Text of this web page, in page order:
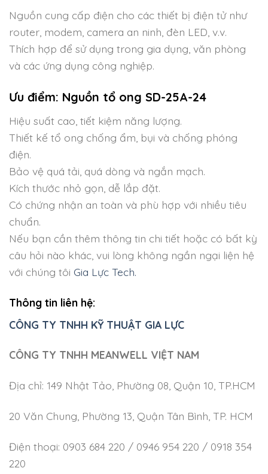
Nguồn cung cấp điện cho các thiết bị điện tử như
router, modem, camera an ninh, đèn LED, v.v.
Thích hợp để sử dụng trong gia dụng, văn phòng
và các ứng dụng công nghiệp.
Ưu điểm: Nguồn tổ ong SD-25A-24
Hiệu suất cao, tiết kiệm năng lượng.
Thiết kế tổ ong chống ẩm, bụi và chống phóng
điện.
Bảo vệ quá tải, quá dòng và ngắn mạch.
Kích thước nhỏ gọn, dễ lắp đặt.
Có chứng nhận an toàn và phù hợp với nhiều tiêu
chuẩn.
Nếu bạn cần thêm thông tin chi tiết hoặc có bất kỳ
câu hỏi nào khác, vui lòng không ngần ngại liện hệ
với chúng tôi Gia Lực Tech.
Thông tin liên hệ:
CÔNG TY TNHH KỸ THUẬT GIA LỰC
CÔNG TY TNHH MEANWELL VIỆT NAM
Địa chỉ: 149 Nhật Tảo, Phường 08, Quận 10, TP.HCM
20 Văn Chung, Phường 13, Quận Tân Bình, TP. HCM
Điện thoại: 0903 684 220 / 0946 954 220 / 0918 354
220